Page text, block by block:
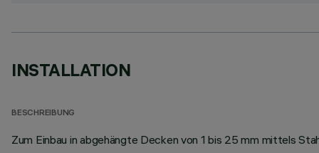
INSTALLATION
BESCHREIBUNG
Zum Einbau in abgehängte Decken von 1 bis 25 mm mittels